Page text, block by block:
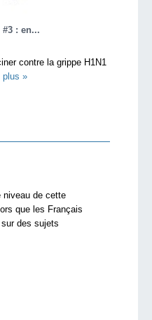
: en...
contre la grippe H1N1
plus »
niveau de cette
que les Français
des sujets